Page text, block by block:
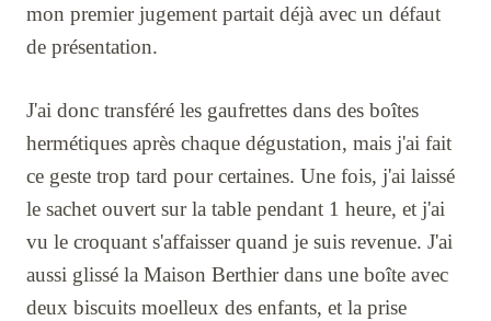
mon premier jugement partait déjà avec un défaut
de présentation.
J'ai donc transféré les gaufrettes dans des boîtes
hermétiques après chaque dégustation, mais j'ai fait
ce geste trop tard pour certaines. Une fois, j'ai laissé
le sachet ouvert sur la table pendant 1 heure, et j'ai
vu le croquant s'affaisser quand je suis revenue. J'ai
aussi glissé la Maison Berthier dans une boîte avec
deux biscuits moelleux des enfants, et la prise